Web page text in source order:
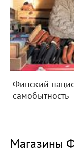
Финский
самобытность
Магазины